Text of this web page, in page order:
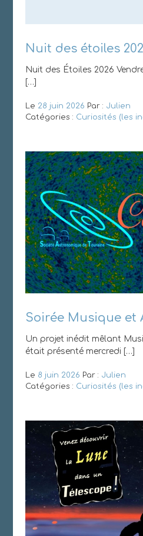
Nuit des étoiles
Nuit des Étoiles 2026
[…]
Le 28 juin 2026 Par : Julien
Catégories : Curiosités (les
Soirée Musique et
Un projet inédit mêlant
était présenté mercredi […]
Le 8 juin 2026 Par : Julien
Catégories : Curiosités (les